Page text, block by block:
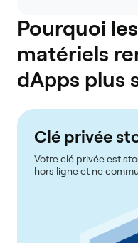
Pourquoi
matériels
dApps plus
Clé privée
Votre clé privée est
hors ligne et ne